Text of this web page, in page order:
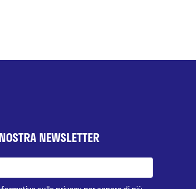
NEWSLETTER